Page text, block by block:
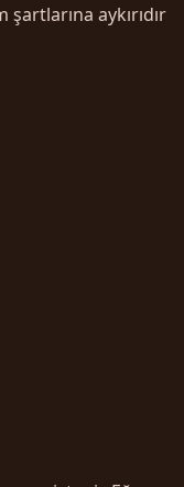
aykırıdır